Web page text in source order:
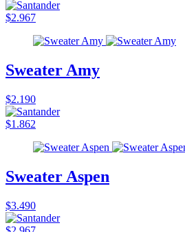
$2.967
Sweater Amy
$2.190
$1.862
Sweater Aspen
$3.490